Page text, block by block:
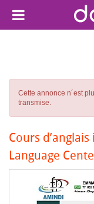
Cette annonce n´est
transmise.
Cours
Language